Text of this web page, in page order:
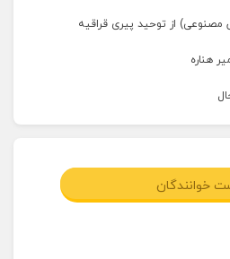
مصنوعی) از توحید پیری قراقیه
هناره
خوانندگان